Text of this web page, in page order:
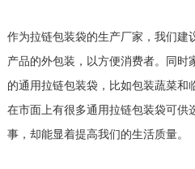
作为拉链包装袋的生产厂家，我们建
产品的外包装，以方便消费者。同时
的通用拉链包装袋，比如包装蔬菜和
在市面上有很多通用拉链包装袋可供
事，却能显着提高我们的生活质量。